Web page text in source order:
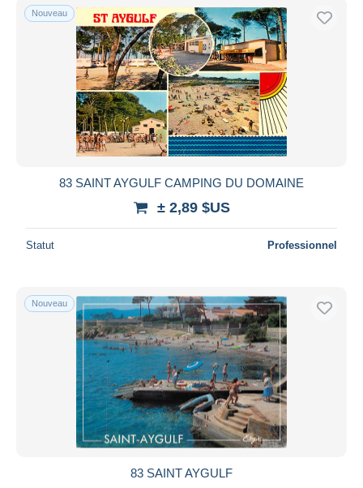
Nouveau
83 SAINT AYGULF CAMPING DU DOMAINE
± 2,89 $US
Statut Professionnel
Nouveau
83 SAINT AYGULF